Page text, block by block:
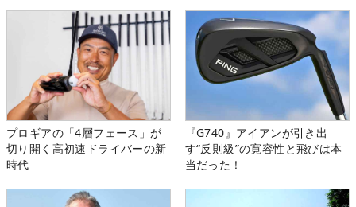
プロギアの「4層フェース」が
切り開く高初速ドライバーの新
時代
『G740』アイアンが引き出
す“反則級”の寛容性と飛びは本
当だった！